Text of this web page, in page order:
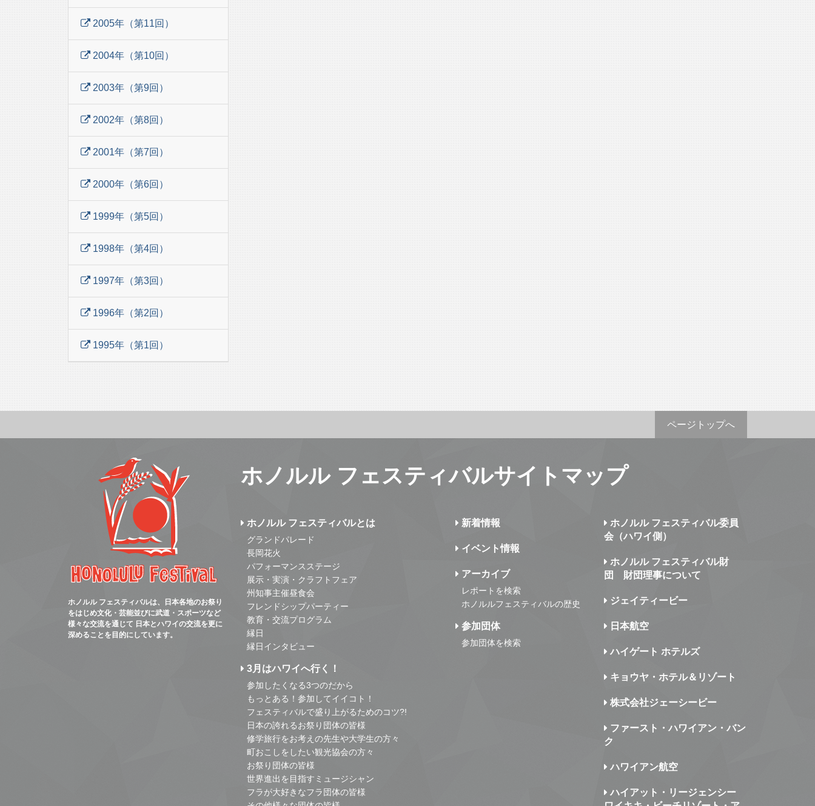
2005年（第11回）
2004年（第10回）
2003年（第9回）
2002年（第8回）
2001年（第7回）
2000年（第6回）
1999年（第5回）
1998年（第4回）
1997年（第3回）
1996年（第2回）
1995年（第1回）
ページトップへ
ホノルル フェスティバルは、日本各地のお祭り
をはじめ文化・芸能並びに武道・スポーツなど
様々な交流を通じて 日本とハワイの交流を更に
深めることを目的にしています。
ホノルル フェスティバルサイトマップ
ホノルル フェスティバルとは
グランドパレード
長岡花火
パフォーマンスステージ
展示・実演・クラフトフェア
州知事主催昼食会
フレンドシップパーティー
教育・交流プログラム
縁日
縁日インタビュー
3月はハワイへ行く！
参加したくなる3つのだから
もっとある！参加してイイコト！
フェスティバルで盛り上がるためのコツ?!
日本の誇れるお祭り団体の皆様
修学旅行をお考えの先生や大学生の方々
町おこしをしたい観光協会の方々
お祭り団体の皆様
世界進出を目指すミュージシャン
フラが大好きなフラ団体の皆様
新着情報
イベント情報
アーカイブ
レポートを検索
ホノルルフェスティバルの歴史
参加団体
参加団体を検索
ホノルル フェスティバル委員
会（ハワイ側）
ホノルル フェスティバル財
団 財団理事について
ジェイティービー
日本航空
ハイゲート ホテルズ
キョウヤ・ホテル＆リゾート
株式会社ジェーシービー
ファースト・ハワイアン・バン
ク
ハワイアン航空
ハイアット・リージェンシー